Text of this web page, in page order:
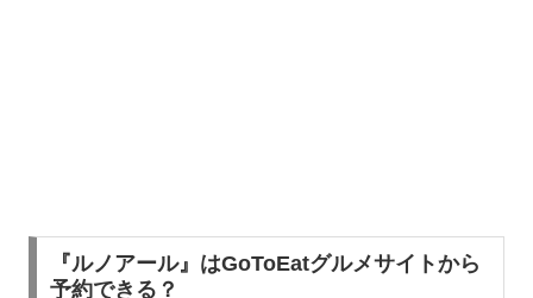
『ルノアール』はGoToEatグルメサイトから
予約できる？